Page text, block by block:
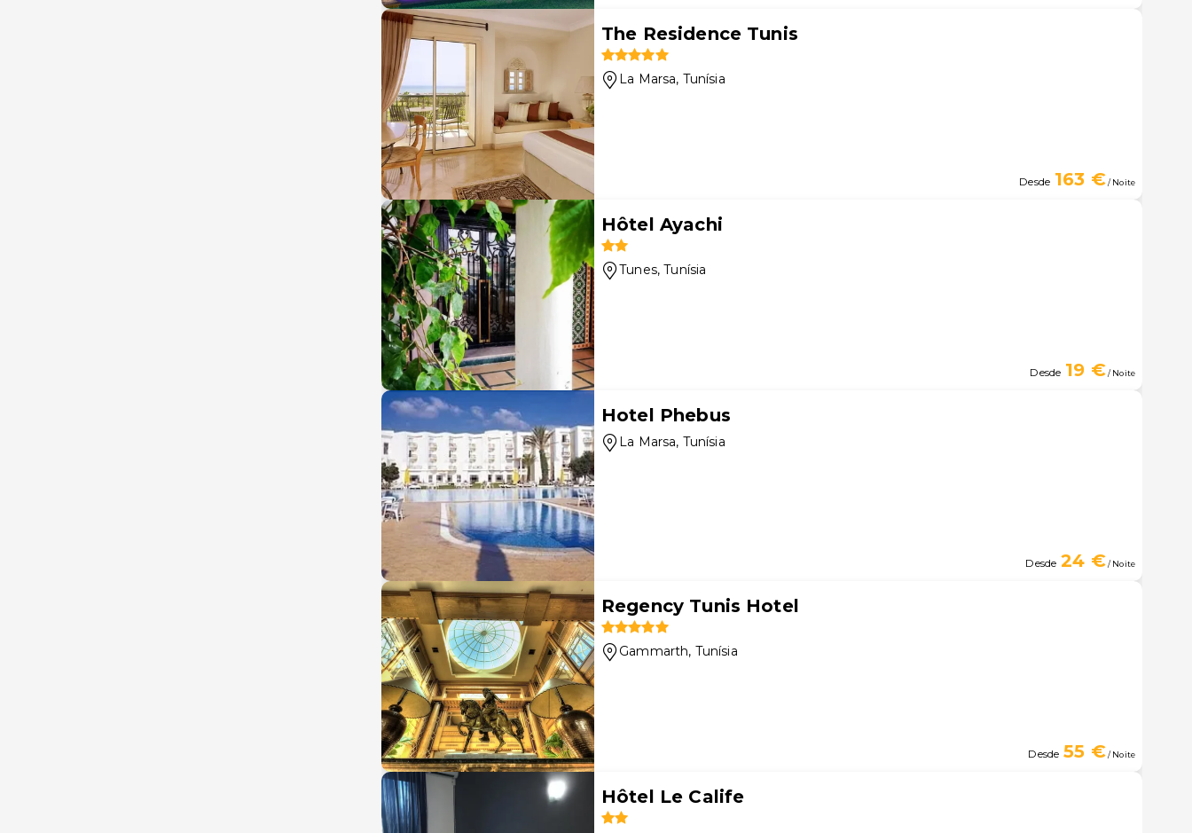
The Residence Tunis
La Marsa, Tunísia
Desde 163 €/ Noite
Hôtel Ayachi
Tunes, Tunísia
Desde 19 €/ Noite
Hotel Phebus
La Marsa, Tunísia
Desde 24 €/ Noite
Regency Tunis Hotel
Gammarth, Tunísia
Desde 55 €/ Noite
Hôtel Le Calife